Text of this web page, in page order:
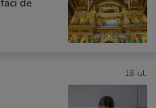
de
18 iul.